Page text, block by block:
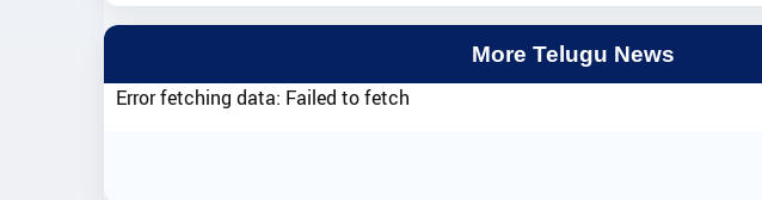
More Telugu News
Error fetching data: Failed to fetch